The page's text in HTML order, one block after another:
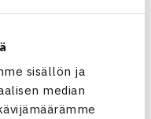
sisällön ja
median